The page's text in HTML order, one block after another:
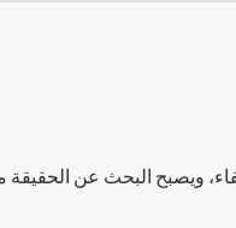
ويصبح البحث عن الحقيقة